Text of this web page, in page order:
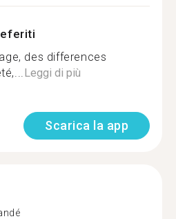
des differences
Leggi di più
Scarica la app